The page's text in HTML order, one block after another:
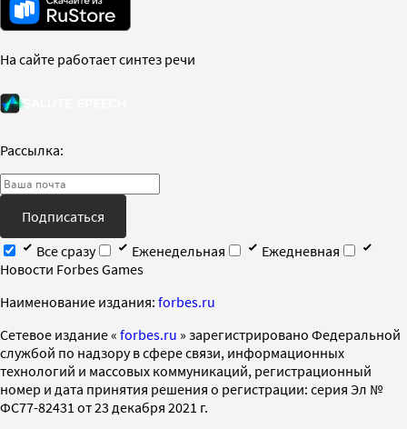
На сайте работает синтез речи
Рассылка:
Подписаться
Все сразу
Еженедельная
Ежедневная
Новости Forbes Games
Наименование издания: forbes.ru
Cетевое издание « forbes.ru » зарегистрировано Федеральной
службой по надзору в сфере связи, информационных
технологий и массовых коммуникаций, регистрационный
номер и дата принятия решения о регистрации: серия Эл №
ФС77-82431 от 23 декабря 2021 г.